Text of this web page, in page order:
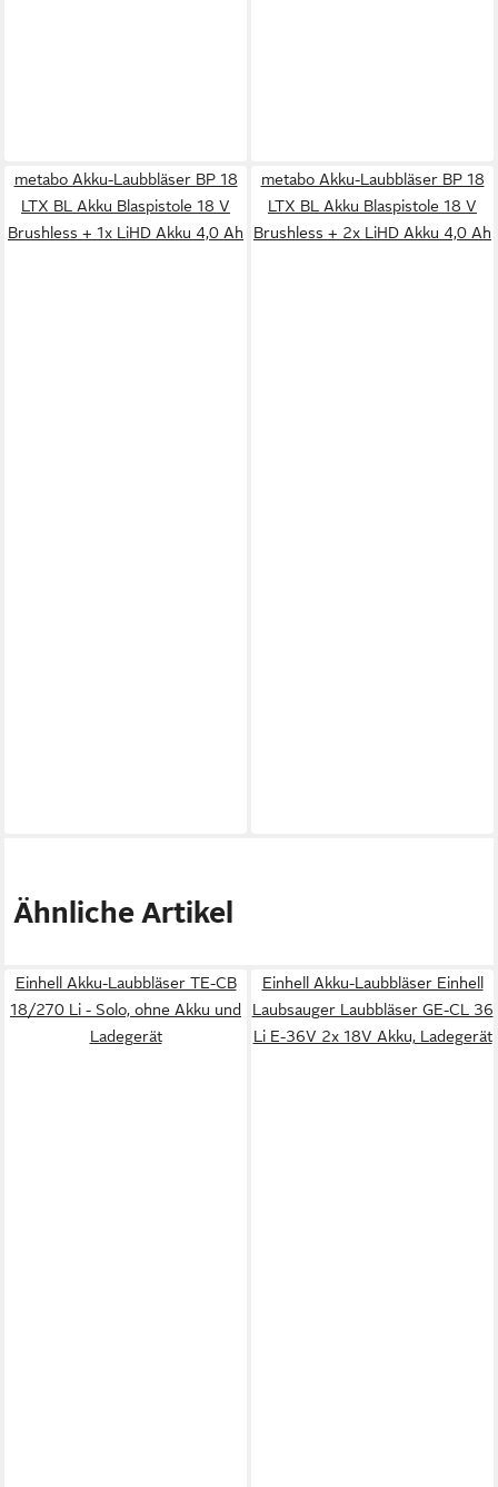
metabo Akku-Laubbläser BP 18
LTX BL Akku Blaspistole 18 V
Brushless + 1x LiHD Akku 4,0 Ah
metabo Akku-Laubbläser BP 18
LTX BL Akku Blaspistole 18 V
Brushless + 2x LiHD Akku 4,0 Ah
Ähnliche Artikel
Einhell Akku-Laubbläser TE-CB
18/270 Li - Solo, ohne Akku und
Ladegerät
Einhell Akku-Laubbläser Einhell
Laubsauger Laubbläser GE-CL 36
Li E-36V 2x 18V Akku, Ladegerät